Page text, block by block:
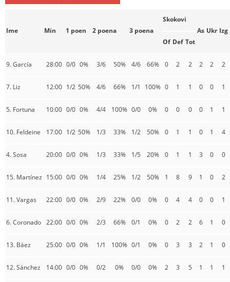
Ime Min 1 poen 2 poena 3 poena
Skokovi
As Ukr Izg
Of Def Tot
9. García 28:00 0/0 0% 3/6 50% 4/6 66% 0 2 2 2 2 2
7. Liz 12:00 1/2 50% 4/6 66% 1/1 100% 0 1 1 0 0 1
5. Fortuna 10:00 0/0 0% 4/4 100% 0/0 0% 0 0 0 0 1 1
10. Feldeine 17:00 1/2 50% 1/3 33% 1/2 50% 0 1 1 0 1 4
4. Sosa 20:00 0/0 0% 1/3 33% 1/5 20% 0 1 1 3 0 0
15. Martínez 15:00 0/0 0% 1/4 25% 1/2 50% 1 8 9 1 0 2
11. Vargas 22:00 0/0 0% 2/9 22% 0/0 0% 0 4 4 0 0 1
6. Coronado 22:00 0/0 0% 2/3 66% 0/1 0% 0 2 2 6 1 0
13. Báez 25:00 0/0 0% 1/1 100% 0/1 0% 0 3 3 2 1 0
12. Sánchez 14:00 0/0 0% 0/2 0% 0/0 0% 2 3 5 1 1 1